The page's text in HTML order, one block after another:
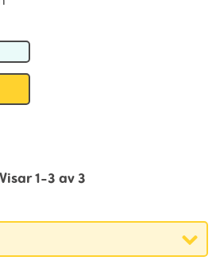
Visar 1-3 av 3